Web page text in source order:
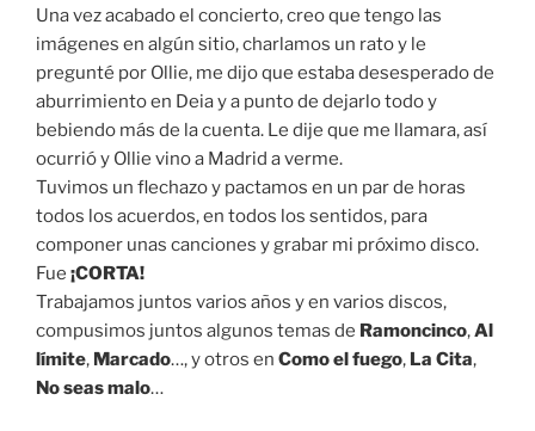
Una vez acabado el concierto, creo que tengo las
imágenes en algún sitio, charlamos un rato y le
pregunté por Ollie, me dijo que estaba desesperado de
aburrimiento en Deia y a punto de dejarlo todo y
bebiendo más de la cuenta. Le dije que me llamara, así
ocurrió y Ollie vino a Madrid a verme.
Tuvimos un flechazo y pactamos en un par de horas
todos los acuerdos, en todos los sentidos, para
componer unas canciones y grabar mi próximo disco.
Fue ¡CORTA!
Trabajamos juntos varios años y en varios discos,
compusimos juntos algunos temas de Ramoncinco,Al
límite, Marcado…, y otros en Como el fuego, La Cita,
No seas malo…